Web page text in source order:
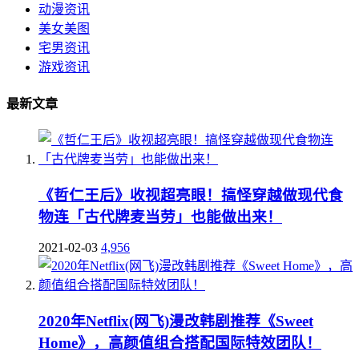
动漫资讯
美女美图
宅男资讯
游戏资讯
最新文章
《哲仁王后》收视超亮眼！搞怪穿越做现代食
物连「古代牌麦当劳」也能做出来！
2021-02-03 4,956
2020年Netflix(网飞)漫改韩剧推荐《Sweet
Home》，高颜值组合搭配国际特效团队！